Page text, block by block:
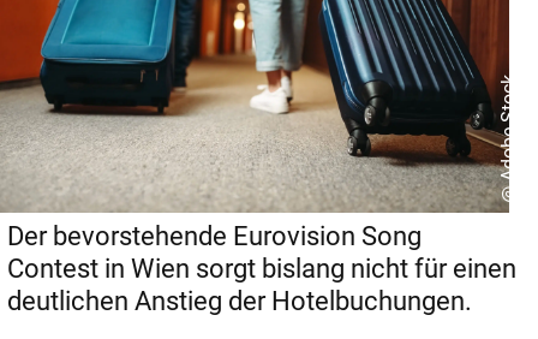
@ Adobe Stock
Der bevorstehende Eurovision Song
Contest in Wien sorgt bislang nicht für einen
deutlichen Anstieg der Hotelbuchungen.